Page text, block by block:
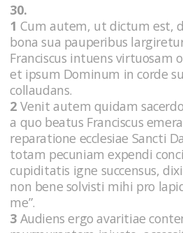
30.
1 Cum autem, ut dictum est,
bona sua pauperibus
Franciscus intuens virtuosam
et ipsum Dominum in corde
collaudans.
2 Venit autem quidam
a quo beatus Franciscus
reparatione ecclesiae Sancti
totam pecuniam expendi
cupiditatis igne succensus,
non bene solvisti mihi pro
me”.
3 Audiens ergo avaritiae